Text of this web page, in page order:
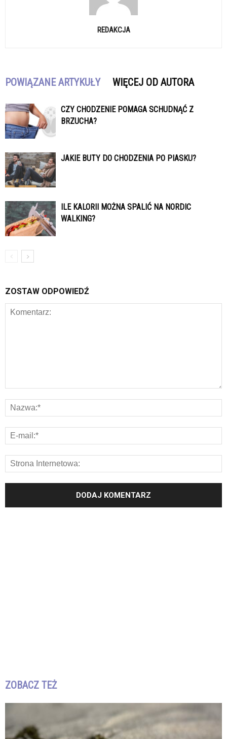
REDAKCJA
POWIĄZANE ARTYKUŁY WIĘCEJ OD AUTORA
CZY CHODZENIE POMAGA SCHUDNĄĆ Z
BRZUCHA?
JAKIE BUTY DO CHODZENIA PO PIASKU?
ILE KALORII MOŻNA SPALIĆ NA NORDIC
WALKING?
ZOSTAW ODPOWIEDŹ
ZOBACZ TEŻ